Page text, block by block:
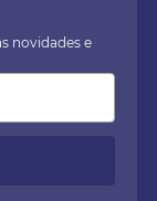
novidades e